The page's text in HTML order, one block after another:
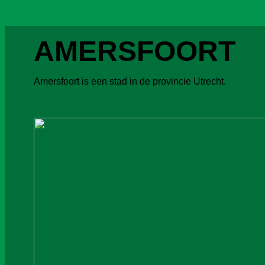
AMERSFOORT
Amersfoort is een stad in de provincie Utrecht.